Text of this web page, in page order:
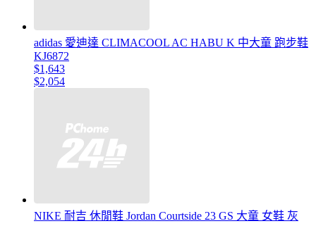
adidas 愛迪達 CLIMACOOL AC HABU K 中大童 跑步鞋
KJ6872
$1,643
$2,054
NIKE 耐吉 休閒鞋 Jordan Courtside 23 GS 大童 女鞋 灰